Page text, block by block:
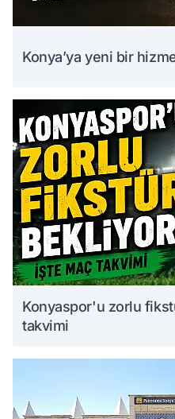
Konya’ya yeni bir
Konyaspor'u zorlu
takvimi